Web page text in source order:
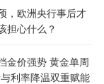
，欧洲央行事后才
担心什么？
金价强势 黄金单周
利率降温双重赋能